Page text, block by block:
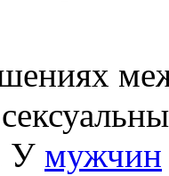
У мужчин